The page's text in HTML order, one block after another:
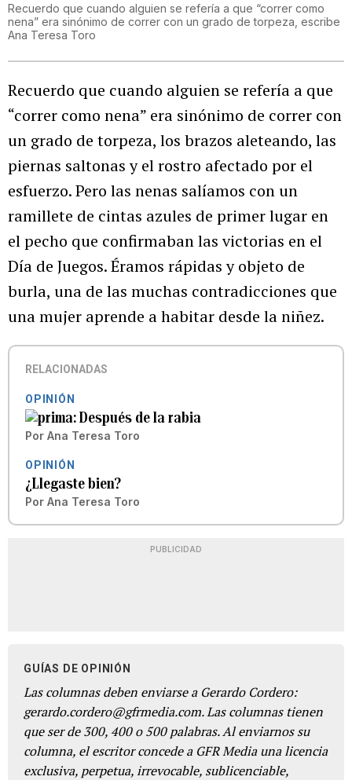
Recuerdo que cuando alguien se refería a que “correr como
nena” era sinónimo de correr con un grado de torpeza, escribe
Ana Teresa Toro
Recuerdo que cuando alguien se refería a que
“correr como nena” era sinónimo de correr con
un grado de torpeza, los brazos aleteando, las
piernas saltonas y el rostro afectado por el
esfuerzo. Pero las nenas salíamos con un
ramillete de cintas azules de primer lugar en
el pecho que confirmaban las victorias en el
Día de Juegos. Éramos rápidas y objeto de
burla, una de las muchas contradicciones que
una mujer aprende a habitar desde la niñez.
RELACIONADAS
OPINIÓN
Después de la rabia
Por Ana Teresa Toro
OPINIÓN
¿Llegaste bien?
Por Ana Teresa Toro
PUBLICIDAD
GUÍAS DE OPINIÓN
Las columnas deben enviarse a Gerardo Cordero:
gerardo.cordero@gfrmedia.com. Las columnas tienen
que ser de 300, 400 o 500 palabras. Al enviarnos su
columna, el escritor concede a GFR Media una licencia
exclusiva, perpetua, irrevocable, sublicenciable,